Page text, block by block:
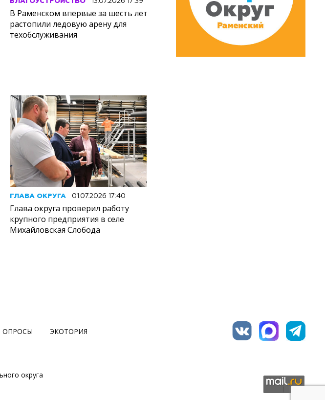
В Раменском впервые за шесть лет
растопили ледовую арену для
техобслуживания
ГЛАВА ОКРУГА 01.07.2026 17:40
Глава округа проверил работу
крупного предприятия в селе
Михайловская Слобода
ОПРОСЫ ЭКОТОРИЯ
округа